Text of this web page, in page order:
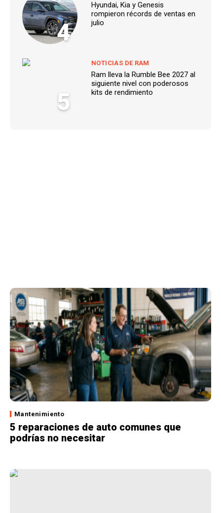
4
Hyundai, Kia y Genesis
rompieron récords de ventas en
julio
5
NOTICIAS DE RAM
Ram lleva la Rumble Bee 2027 al
siguiente nivel con poderosos
kits de rendimiento
Mantenimiento
5 reparaciones de auto comunes que
podrías no necesitar